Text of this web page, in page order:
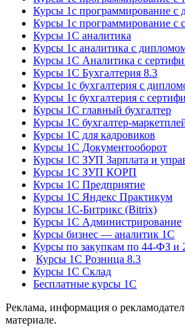
Курсы 1с программирование с
Курсы 1с программирование с
Курсы 1С аналитика
Курсы 1с аналитика с
Курсы 1С Аналитика с
Курсы 1С Бухгалтерия 8.3
Курсы 1с бухгалтерия с
Курсы 1с бухгалтерия с
Курсы 1С главный бухгалтер
Курсы 1С бухгалтер-
Курсы 1С для кадровиков
Курсы 1С Документооборот
Курсы 1С ЗУП Зарплата и
Курсы 1С ЗУП КОРП
Курсы 1С Предприятие
Курсы 1С Яндекс Практикум
Курсы 1С-Битрикс (Bitrix)
Курсы 1С Администрирование
Курсы бизнес — аналитик 1С
Курсы по закупкам по 44‑ФЗ и
Курсы 1С Розница 8.3
Курсы 1С Склад
Бесплатные курсы 1С
Реклама, информация о
материале.